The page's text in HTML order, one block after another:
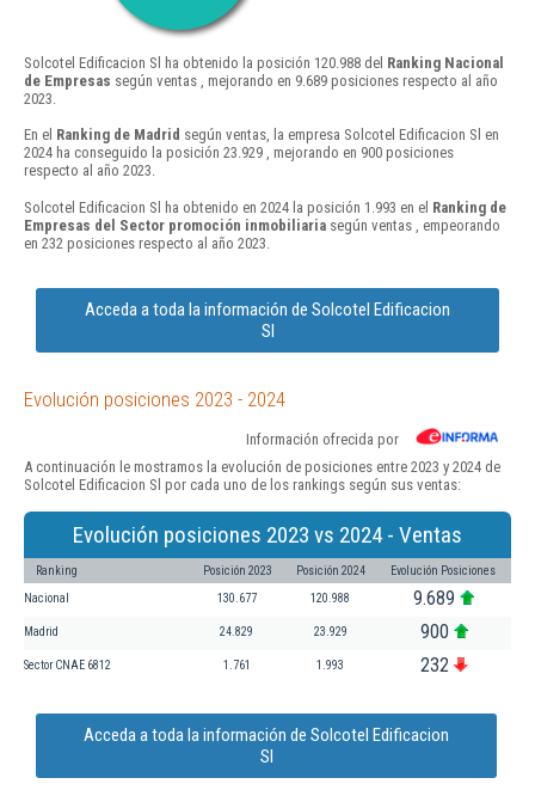
Solcotel Edificacion Sl ha obtenido la posición 120.988 del Ranking Nacional
de Empresas según ventas , mejorando en 9.689 posiciones respecto al año
2023.
En el Ranking de Madrid según ventas, la empresa Solcotel Edificacion Sl en
2024 ha conseguido la posición 23.929 , mejorando en 900 posiciones
respecto al año 2023.
Solcotel Edificacion Sl ha obtenido en 2024 la posición 1.993 en el Ranking de
Empresas del Sector promoción inmobiliaria según ventas , empeorando
en 232 posiciones respecto al año 2023.
Acceda a toda la información de Solcotel Edificacion
Sl
Evolución posiciones 2023 - 2024
Información ofrecida por
A continuación le mostramos la evolución de posiciones entre 2023 y 2024 de
Solcotel Edificacion Sl por cada uno de los rankings según sus ventas:
Evolución posiciones 2023 vs 2024 - Ventas
Ranking Posición 2023 Posición 2024 Evolución Posiciones
Nacional 130.677 120.988 9.689
Madrid 24.829 23.929 900
Sector CNAE 6812 1.761 1.993 232
Acceda a toda la información de Solcotel Edificacion
Sl